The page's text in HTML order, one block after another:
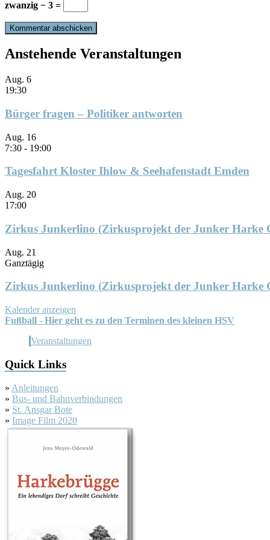
zwanzig − 3 =
Anstehende Veranstaltungen
Aug. 6
19:30
Bürger fragen – Politiker antworten
Aug. 16
7:30 - 19:00
Tagesfahrt Kloster Ihlow & Seehafenstadt Emden
Aug. 20
17:00
Zirkus Junkerlino (Zirkusprojekt der Junker Harke
Aug. 21
Ganztägig
Zirkus Junkerlino (Zirkusprojekt der Junker Harke
Kalender anzeigen
Fußball - Hier geht es zu den Terminen des kleinen HSV
Veranstaltungen
Quick Links
» Anleitungen
» Bus- und Bahnverbindungen
» St. Ansgar Bote
» Image Film 2020